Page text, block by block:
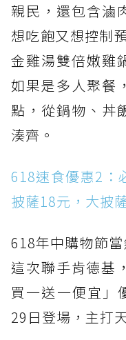
親民，還包含滷
想吃飽又想控制
金雞湯雙倍嫩雞
如果是多人聚餐
點，從鍋物、丼
湊齊。
618速食優惠2：
披薩18元，大披
618年中購物節
這次聯手肯德基
買一送一便宜」
29日登場，主打